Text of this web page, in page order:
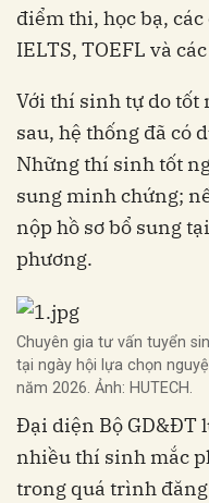
điểm thi, học bạ,
IELTS, TOEFL và
Với thí sinh tự do tốt
sau, hệ thống đã có
Những thí sinh tốt
sung minh chứng;
nộp hồ sơ bổ sung
phương.
Chuyên gia tư vấn tuyển
tại ngày hội lựa chọn
năm 2026. Ảnh: HUTECH.
Đại diện Bộ GD&ĐT
nhiều thí sinh mắc
trong quá trình